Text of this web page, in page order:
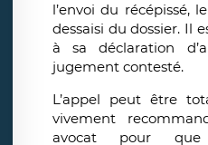
l’envoi du récépissé,
dessaisi du dossier. Il
à sa déclaration
jugement contesté.
L’appel peut être
vivement
avocat pour que